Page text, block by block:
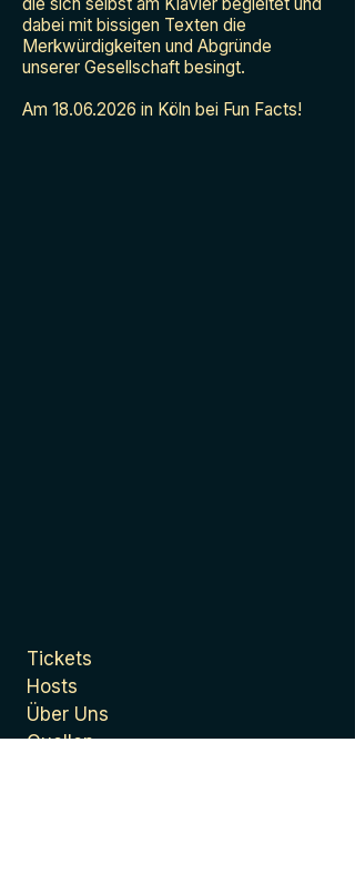
dabei mit bissigen Texten die
Merkwürdigkeiten und Abgründe
unserer Gesellschaft besingt.
Am 18.06.2026 in Köln bei Fun Facts!
Tickets
Hosts
Über Uns
Quellen